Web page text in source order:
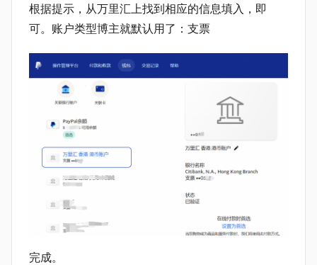
根据提示，从万里汇上找到相应的信息填入，即
可。账户类型博主就默认用了：支票
完成。